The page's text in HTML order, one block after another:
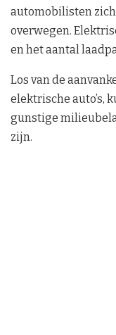
automobilisten
overwegen.
en het aantal
Los van de
elektrische auto’s,
gunstige
zijn.